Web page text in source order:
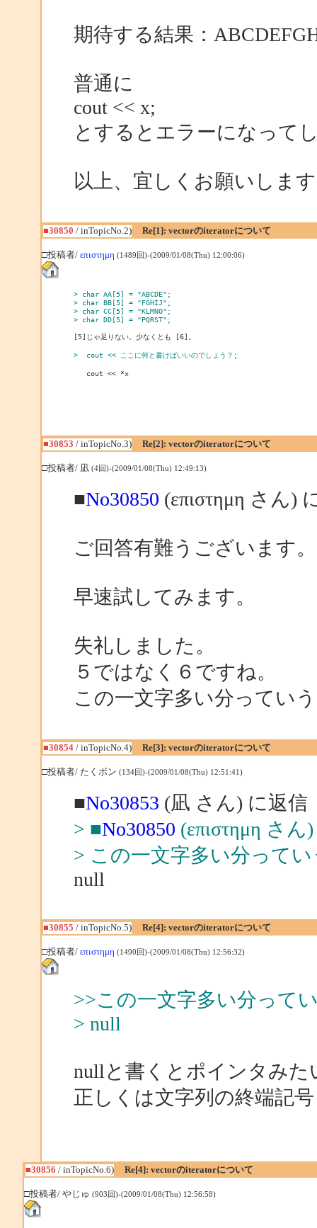
期待する結果：
普通に
cout << x;
とするとエラーになって
以上、宜しくお願いしま
■30850 / inTopicNo.2) Re[1]: vectorのiteratorについて
□投稿者/ επιστημη (1489回)-(2009/01/08(Thu) 12:00:06)
> char AA[5] = "ABCDE";
> char BB[5] = "FGHIJ";
> char CC[5] = "KLMNO";
> char DD[5] = "PQRST";
[5]じゃ足りない。少なくとも [6]。
>  cout << ここに何と書けばいいのでしょう？;
   cout << *x
■30853 / inTopicNo.3) Re[2]: vectorのiteratorについて
□投稿者/ 凪 (4回)-(2009/01/08(Thu) 12:49:13)
■No30850 (επιστημη さん)
ご回答有難うございます。
早速試してみます。
失礼しました。
５ではなく６ですね。
この一文字多い分ってい
■30854/ inTopicNo.4) Re[3]: vectorのiteratorについて
□投稿者/ たくボン (134回)-(2009/01/08(Thu) 12:51:41)
■No30853 (凪 さん) に返信
> ■No30850 (επιστημη さ
> この一文字多い分って
null
■30855 / inTopicNo.5) Re[4]: vectorのiteratorについて
□投稿者/ επιστημη (1490回)-(2009/01/08(Thu) 12:56:32)
>>この一文字多い分って
> null
nullと書くとポインタみた
正しくは文字列の終端記号
■30856 / inTopicNo.6) Re[4]: vectorのiteratorについて
□投稿者/ やじゅ (903回)-(2009/01/08(Thu) 12:56:58)